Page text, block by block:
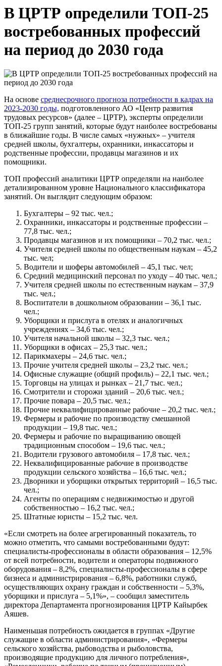
В ЦРТР определили ТОП-25
востребованных профессий
на период до 2030 года
На основе среднесрочного прогноза потребности в кадрах на
2023-2030 годы, подготовленного АО «Центр развития
трудовых ресурсов» (далее – ЦРТР), эксперты определили
ТОП-25 групп занятий, которые будут наиболее востребованы
в ближайшие годы. В числе самых «нужных» – учителя
средней школы, бухгалтеры, охранники, инкассаторы и
родственные профессии, продавцы магазинов и их
помощники.
ТОП профессий аналитики ЦРТР определяли на наиболее
детализированном уровне Национального классификатора
занятий. Он выглядит следующим образом:
Бухгалтеры – 92 тыс. чел.;
Охранники, инкассаторы и родственные профессии –
77,8 тыс. чел.;
Продавцы магазинов и их помощники – 70,2 тыс. чел.;
Учителя средней школы по общественным наукам – 45,2
тыс. чел;
Водители и шоферы автомобилей – 45,1 тыс. чел;
Средний медицинский персонал по уходу – 40 тыс. чел.;
Учителя средней школы по естественным наукам – 37,9
тыс. чел.;
Воспитатели в дошкольном образовании – 36,1 тыс.
чел.;
Уборщики и прислуга в отелях и аналогичных
учреждениях – 34,6 тыс. чел.;
Учителя начальной школы – 32,3 тыс. чел.;
Уборщики в офисах – 25,3 тыс. чел.;
Парикмахеры – 24,6 тыс. чел.;
Прочие учителя средней школы – 23,2 тыс. чел.;
Офисные служащие (общий профиль) – 22,1 тыс. чел.;
Торговцы на улицах и рынках – 21,7 тыс. чел.;
Смотрители и сторожи зданий – 20,6 тыс. чел.;
Прочие повара – 20,5 тыс. чел.;
Прочие неквалифицированные рабочие – 20,2 тыс. чел.;
Фермеры и рабочие по производству смешанной
продукции – 19,8 тыс. чел.;
Фермеры и рабочие по выращиванию овощей
традиционным способом – 19,6 тыс. чел.;
Водители грузового автомобиля – 17,8 тыс. чел.;
Неквалифицированные рабочие в производстве
продукции сельского хозяйства – 16,6 тыс. чел.;
Дворники и уборщики открытых территорий – 16,5 тыс.
чел.;
Агенты по операциям с недвижимостью и другой
собственностью – 16,2 тыс. чел.;
Штатные юристы – 15,2 тыс. чел.
«Если смотреть на более агрегированный показатель, то
можно отметить, что самыми востребованными будут:
специалисты-профессионалы в области образования – 12,5%
от всей потребности, водители и операторы подвижного
оборудования – 8,2%, специалисты-профессионалы в сфере
бизнеса и администрирования – 6,8%, работники служб,
осуществляющих охрану граждан и собственности – 5,3%,
уборщики и прислуга – 5,1%», – сообщил заместитель
директора Департамента прогнозирования ЦРТР Кайырбек
Аяшев.
Наименьшая потребность ожидается в группах «Другие
служащие в области администрирования», «Фермеры
сельского хозяйства, рыбоводства и рыболовства,
производящие продукцию для личного потребления»,